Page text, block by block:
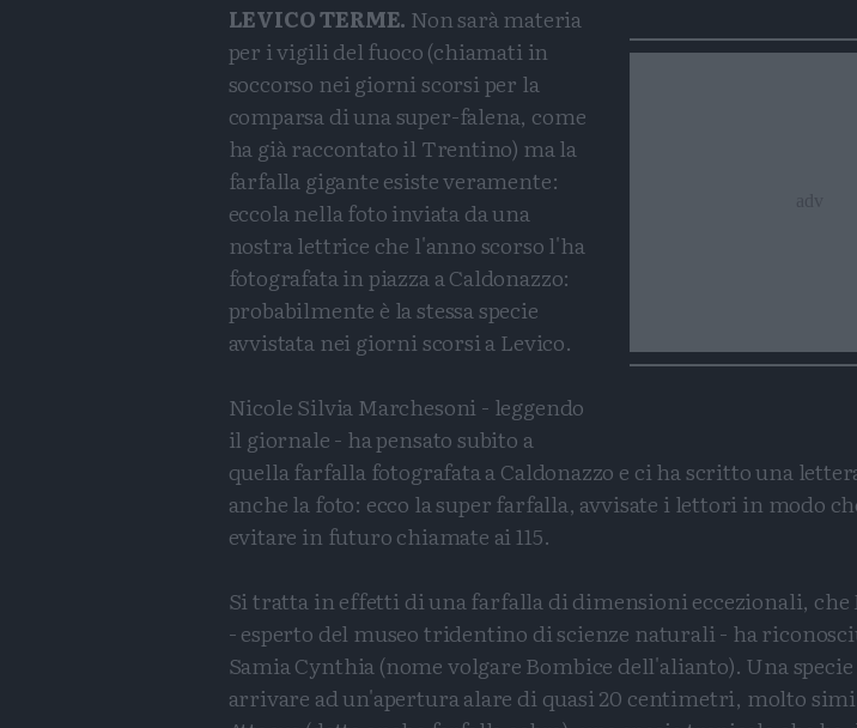
LEVICO TERME. Non sarà materia
per i vigili del fuoco (chiamati in
soccorso nei giorni scorsi per la
comparsa di una super-falena, come
ha già raccontato il Trentino) ma la
farfalla gigante esiste veramente:
eccola nella foto inviata da una
nostra lettrice che l'anno scorso l'ha
fotografata in piazza a Caldonazzo:
probabilmente è la stessa specie
avvistata nei giorni scorsi a Levico.
Nicole Silvia Marchesoni - leggendo
il giornale - ha pensato subito a
quella farfalla fotografata a Caldonazzo e ci ha scritto una
anche la foto: ecco la super farfalla, avvisate i lettori in modo
evitare in futuro chiamate ai 115.
Si tratta in effetti di una farfalla di dimensioni eccezionali, che
- esperto del museo tridentino di scienze naturali - ha
Samia Cynthia (nome volgare Bombice dell'alianto). Una specie
arrivare ad un'apertura alare di quasi 20 centimetri, molto